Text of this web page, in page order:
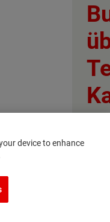
device to enhance